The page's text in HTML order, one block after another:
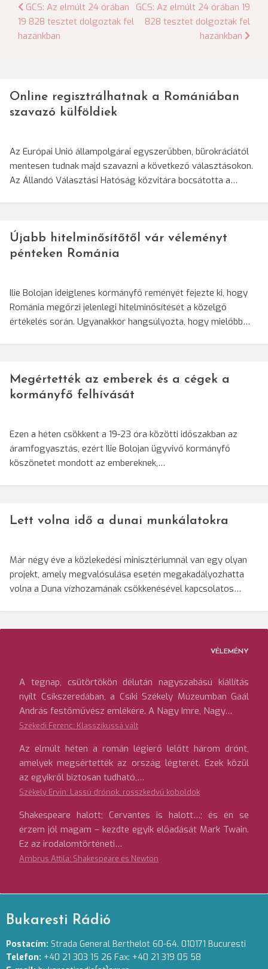
Bejegyzés
navigáció
GCS: Az elmúlt 24 órában
19 828 tesztet dolgoztak fel
hazánkban
GCS: Az elmúlt 24 órában 19
828 tesztet dolgoztak fel
hazánkban
Online regisztrálhatnak a Romániában
szavazó külföldiek
Az Európai Unió állampolgárai egyszerűbben, bürokráciától
mentesen tudnak majd szavazni a következő választásokon.
Az Állandó Választási Hatóság közvitára bocsátotta a…
Újabb hitelminősítőtől vár véleményt
pénteken Románia
Ilie Bolojan ideiglenes kormányfő reményét fejezte ki, hogy
Románia megőrzi jelenlegi hitelminősítését a közelgő
értékelés során. Ugyanakkor hangsúlyozta, hogy mielőbb…
Megértették az emberek és a cégek a
kormányfő felhívását
Ezen a héten csökkent a 19-23 óra közötti időszakban az
áramfogyasztás, ezért Ilie Bolojan ügyvivő kormányfő
köszönetet mondott az embereknek,…
Lett volna idő a dunai munkálatokra
Már négy éve a közlekedési minisztériumnál van egy olyan
projekt, amely megvalósulása esetén megakadályozhatta
volna a Duna vízhozamának csökkenésével kapcsolatos…
VÉLEMÉNY
A tegnap, csütörtökön délután nagyszabású kiállítás
nyílt Csíkszeredában, a Csíki Székely Múzeumban Gaál
András festőművész emlékére. A Nagy Imre, Nagy…
Székedi Ferenc: Klasszikussá vált
Az elmúlt héten a román légierő lelőtt három drónt,
amelyek megsértették az ország légterét. Ezek közül
az egyikről biztosan tudható,…
Székely Ervin: Lassú drónok, rosszkedvű koboldok
Shakespeare halott; Cervantes is halott…; és én se
érzem jól magam – kezdte egyik előadását Mark Twain.
Ez az irodalomtörténeti…
Ambrus Attila: Shakespeare és Newton
Bukaresti Rádió
Postacím: Strada General Berthelot 60-64. 010171 Bucuresti
Telefon: +40 21 303 15 26 Fax: +40 21 319 05 58